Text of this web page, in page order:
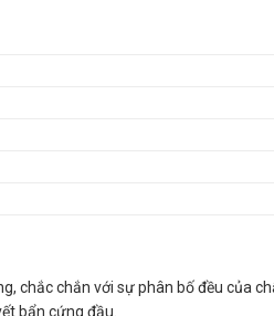
chắc chắn với sự phân bố đều của
bẩn cứng đầu.